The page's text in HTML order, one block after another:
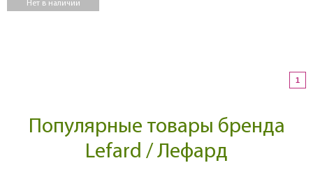
Нет в наличии
1
Популярные товары бренда
Lefard / Лефард